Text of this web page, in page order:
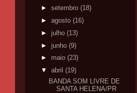
► setembro (18)
► agosto (16)
► julho (13)
► junho (9)
► maio (23)
▼ abril (19)
BANDA SOM LIVRE DE
SANTA HELENA/PR